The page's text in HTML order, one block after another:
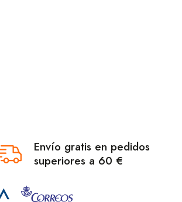
Envío gratis en pedidos
superiores a 60 €